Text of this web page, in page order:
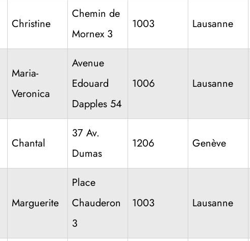
Christine
Chemin de
Mornex 3
1003 Lausanne
Maria-
Veronica
Avenue
Edouard
Dapples 54
1006 Lausanne
Chantal
37 Av.
Dumas
1206 Genève
Marguerite
Place
Chauderon
3
1003 Lausanne